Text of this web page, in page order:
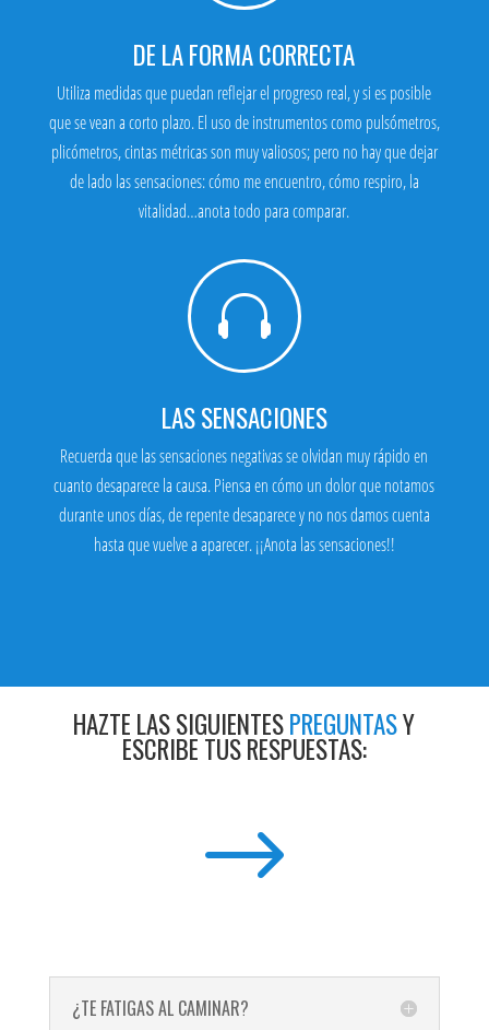
DE LA FORMA CORRECTA
Utiliza medidas que puedan reflejar el progreso real, y si es posible
que se vean a corto plazo. El uso de instrumentos como pulsómetros,
plicómetros, cintas métricas son muy valiosos; pero no hay que dejar
de lado las sensaciones: cómo me encuentro, cómo respiro, la
vitalidad…anota todo para comparar.

LAS SENSACIONES
Recuerda que las sensaciones negativas se olvidan muy rápido en
cuanto desaparece la causa. Piensa en cómo un dolor que notamos
durante unos días, de repente desaparece y no nos damos cuenta
hasta que vuelve a aparecer. ¡¡Anota las sensaciones!!
HAZTE LAS SIGUIENTESPREGUNTASY
ESCRIBE TUS RESPUESTAS:
$
¿TE FATIGAS AL CAMINAR?